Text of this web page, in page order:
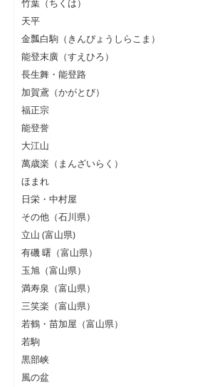
天平
金瓢白駒（きんぴょうしらこま）
能登末廣（すえひろ）
長生舞・能登路
加賀鳶（かがとび）
福正宗
能登誉
大江山
萬歳楽（まんざいらく）
ほまれ
日栄・中村屋
その他（石川県）
立山 (富山県)
有磯 曙（富山県）
玉旭（富山県）
満寿泉（富山県）
三笑楽（富山県）
若鶴・苗加屋（富山県）
若駒
黒部峡
風の盆